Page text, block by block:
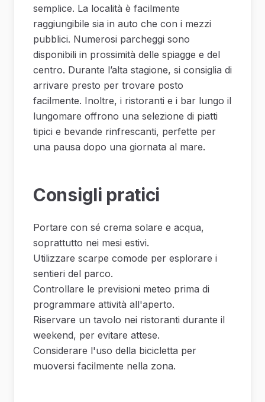
semplice. La località è facilmente
raggiungibile sia in auto che con i mezzi
pubblici. Numerosi parcheggi sono
disponibili in prossimità delle spiagge e del
centro. Durante l’alta stagione, si consiglia di
arrivare presto per trovare posto
facilmente. Inoltre, i ristoranti e i bar lungo il
lungomare offrono una selezione di piatti
tipici e bevande rinfrescanti, perfette per
una pausa dopo una giornata al mare.
Consigli pratici
Portare con sé crema solare e acqua,
soprattutto nei mesi estivi.
Utilizzare scarpe comode per esplorare i
sentieri del parco.
Controllare le previsioni meteo prima di
programmare attività all'aperto.
Riservare un tavolo nei ristoranti durante il
weekend, per evitare attese.
Considerare l'uso della bicicletta per
muoversi facilmente nella zona.